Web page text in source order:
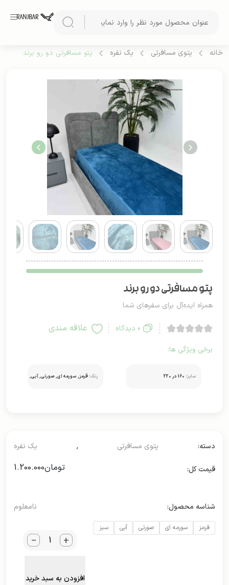
خانه پتوی مسافرتی یک نفره پتو مسافرتی دو رو برند
پتو مسافرتی دو رو برند
همراه ایده‌آل برای سفرهای شما
0 دیدگاه علاقه مندی
برخی ویژگی ها:
سایز: 160 در 220 رنگ: قرمز, سورمه ای, صورتی, آبی,
تومان1.200.000
شناسه محصول: نامعلوم
دسته: پتوی مسافرتی , یک نفره
قرمز سورمه ای صورتی آبی سبز
_ +
افزودن به سبد خرید